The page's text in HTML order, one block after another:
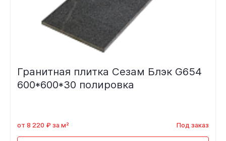
Гранитная плитка Сезам Блэк G654
600*600*30 полировка
от 8 220 ₽ за м² Под заказ